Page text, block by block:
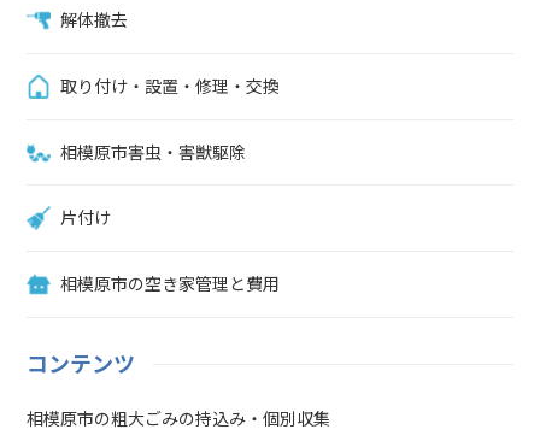
解体撤去
取り付け・設置・修理・交換
相模原市害虫・害獣駆除
片付け
相模原市の空き家管理と費用
コンテンツ
相模原市の粗大ごみの持込み・個別収集